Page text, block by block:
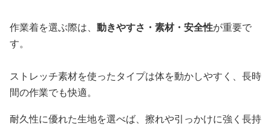
作業着を選ぶ際は、 動きやすさ・素材・安全性が重要で
す。
ストレッチ素材を使ったタイプは体を動かしやすく、長時
間の作業でも快適。
耐久性に優れた生地を選べば、擦れや引っかけに強く長持